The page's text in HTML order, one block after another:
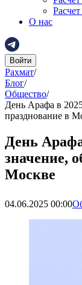
О нас
Войти
Рахмат/
Блог/
Общество/
День Арафа в
празднование в
День
значение,
Москве
04.06.2025 00:00